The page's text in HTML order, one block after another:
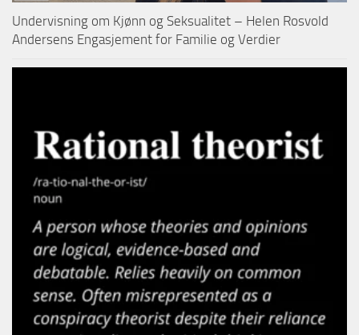
Undervisning om Kjønn og Seksualitet – Helen Rosvold
Andersens Engasjement for Familie og Verdier